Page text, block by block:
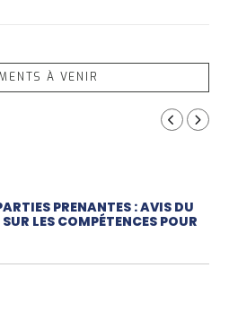
À VENIR
PRENANTES : AVIS DU
LES COMPÉTENCES POUR